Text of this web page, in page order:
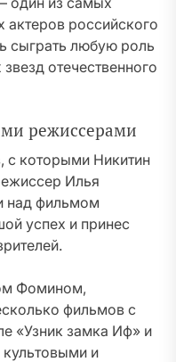
актеров российского
сыграть любую роль
отечественного
режиссерами
с которыми Никитин
Илья
над фильмом
успех и принес
Фомином,
фильмов с
«Узник замка Иф» и
и